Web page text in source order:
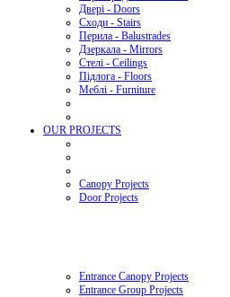
Двері - Doors
Сходи - Stairs
Перила - Balustrades
Дзеркала - Mirrors
Стелі - Ceilings
Підлога - Floors
Меблі - Furniture
OUR PROJECTS
Canopy Projects
Door Projects
Entrance Canopy Projects
Entrance Group Projects